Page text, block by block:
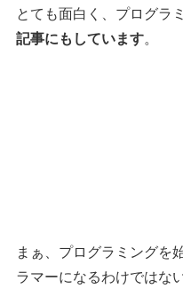
とても面白く、プログラ
記事にもしています。
まぁ、プログラミングを
ラマーになるわけではな